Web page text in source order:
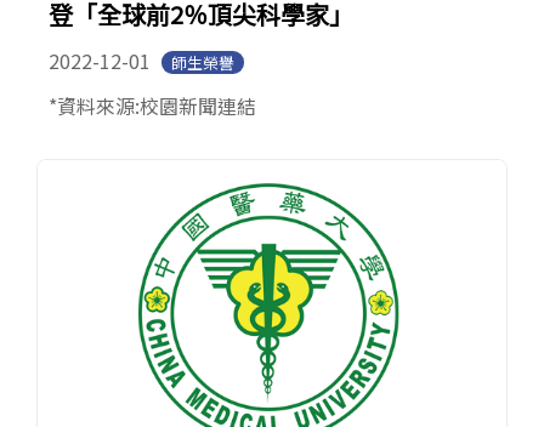
登「全球前2％頂尖科學家」
2022-12-01 師生榮譽
*資料來源:校園新聞連結